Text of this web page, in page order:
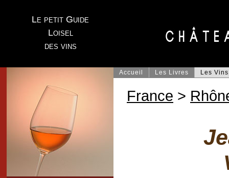
Le petit Guide
Loisel
des vins
Accueil Les Livres Les Vins
France >